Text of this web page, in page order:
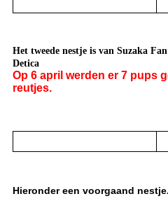
Het tweede nestje is van Suzaka
Detica
Op 6 april werden er 7 pups
reutjes.
Hieronder een voorgaand nestje.